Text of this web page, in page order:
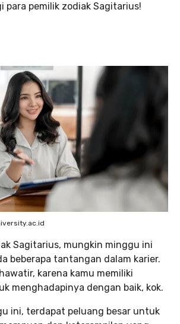
para pemilik zodiak Sagitarius!
Sagitarius, mungkin minggu ini
beberapa tantangan dalam karier.
karena kamu memiliki
menghadapinya dengan baik, kok.
ini, terdapat peluang besar untuk